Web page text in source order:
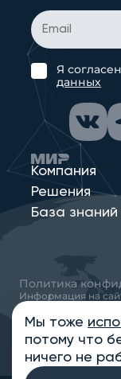
Компания
Решения
База знаний
Я
данных
Политика
Информация на
характер и не
определяемой
Гражданского
© 2013-2026
Мы тоже
потому что
ничего не